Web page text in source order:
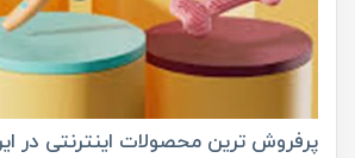
پرفروش ترین محصولات اینترنتی در